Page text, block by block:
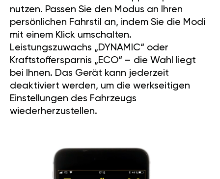
nutzen. Passen Sie den Modus an Ihren
persönlichen Fahrstil an, indem Sie die Modi
mit einem Klick umschalten.
Leistungszuwachs „DYNAMIC“ oder
Kraftstoffersparnis „ECO“ – die Wahl liegt
bei Ihnen. Das Gerät kann jederzeit
deaktiviert werden, um die werkseitigen
Einstellungen des Fahrzeugs
wiederherzustellen.